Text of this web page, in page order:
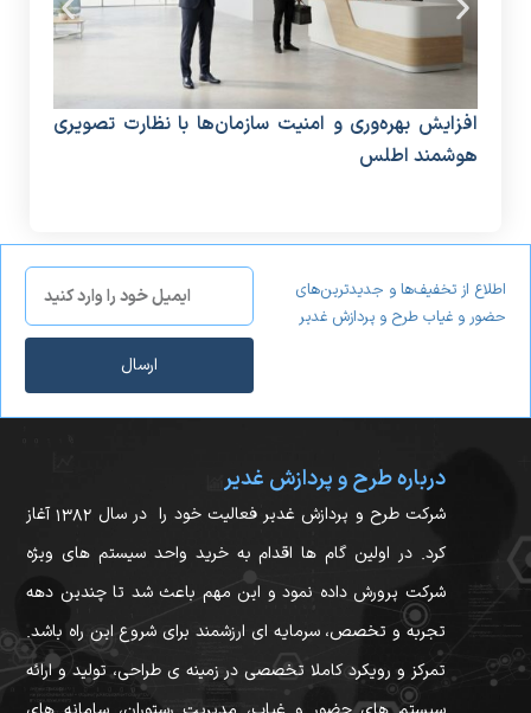
افزایش بهره‌وری و امنیت سازمان‌ها با نظارت تصویری
هوشمند اطلس
اطلاع از تخفیف‌ها و جدیدترین‌های
حضور و غیاب طرح و پردازش غدیر
ارسال
درباره طرح و پردازش غدیر
شرکت طرح و پردازش غدیر فعالیت خود را در سال ۱۳۸۲ آغاز
کرد. در اولین گام ها اقدام به خرید واحد سیستم های ویژه
شرکت پرورش داده نمود و این مهم باعث شد تا چندین دهه
تجربه و تخصص، سرمایه ای ارزشمند برای شروع این راه باشد.
تمرکز و رویکرد کاملا تخصصی در زمینه ی طراحی، تولید و ارائه